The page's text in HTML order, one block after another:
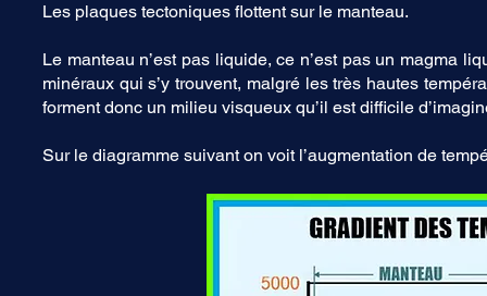
Les plaques tectoniques flottent sur le manteau.
Le manteau n’est pas liquide, ce n’est pas un magma
minéraux qui s’y trouvent, malgré les très hautes
forment donc un milieu visqueux qu’il est difficile
Sur le diagramme suivant on voit l’augmentation de